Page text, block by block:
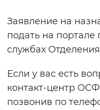
Заявление на
подать на портале
службах
Если у вас есть
контакт-центр
позвонив по